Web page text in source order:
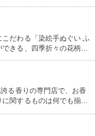
れてみたいですね。近年
んだ「ぬれソフト」も人
だわる「染絵手ぬぐい ふ
きる、四季折々の花柄や
揃えています。手ぬぐい
る香りの専門店で、お香
関するものは何でも揃